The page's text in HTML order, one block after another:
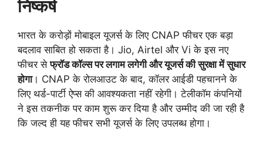
निष्कर्ष
भारत के करोड़ों मोबाइल यूजर्स के लिए CNAP फीचर एक बड़ा
बदलाव साबित हो सकता है। Jio, Airtel और Vi के इस नए
फीचर सेफ्रॉड कॉल्स पर लगाम लगेगी और यूजर्स की सुरक्षा में सुधार
होगा। CNAP के रोलआउट के बाद, कॉलर आईडी पहचानने के
लिए थर्ड-पार्टी ऐप्स की आवश्यकता नहीं रहेगी। टेलीकॉम कंपनियों
ने इस तकनीक पर काम शुरू कर दिया है और उम्मीद की जा रही है
कि जल्द ही यह फीचर सभी यूजर्स के लिए उपलब्ध होगा।